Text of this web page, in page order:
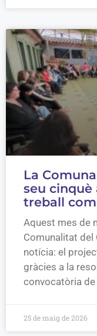
La
seu cinquè
treball
Aquest mes de
Comunalitat del
notícia: el
gràcies a la
convocatòria
25 de maig de 2026